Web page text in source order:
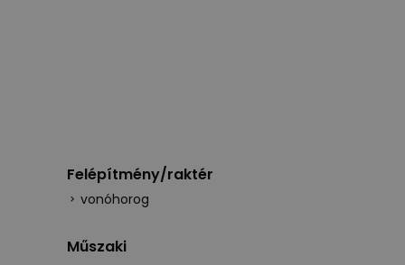
Felépítmény/raktér
vonóhorog
Műszaki